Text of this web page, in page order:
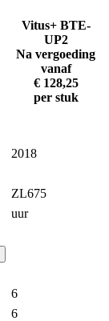
Vitus+ BTE-
UP2
Na vergoeding
vanaf
€ 128,25
per stuk
2018
ZL675
uur
6
6